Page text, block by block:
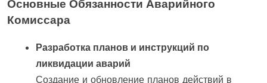
Основные Обязанности Аварийного
Комиссара
Разработка планов и инструкций по
ликвидации аварий
Создание и обновление планов действий в